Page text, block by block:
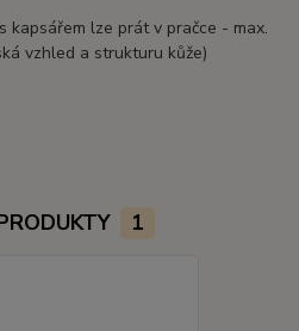
kapsářem lze prát v pračce - max.
vzhled a strukturu kůže)
1